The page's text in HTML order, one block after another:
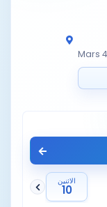
الاثنين
10